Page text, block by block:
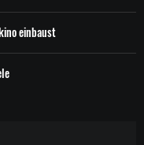
einbaust